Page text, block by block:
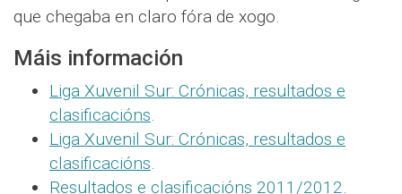
que chegaba en claro fóra de xogo.
Máis información
Liga Xuvenil Sur: Crónicas, resultados e
clasificacións
Liga Xuvenil Sur: Crónicas, resultados e
clasificacións
Resultados e clasificacións 2011/2012